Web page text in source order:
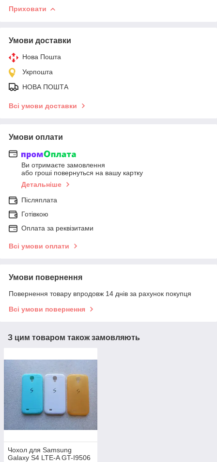
Приховати
Умови доставки
Нова Пошта
Укрпошта
НОВА ПОШТА
Всі умови доставки
Умови оплати
Ви отримаєте замовлення
або гроші повернуться на вашу картку
Детальніше
Післяплата
Готівкою
Оплата за реквізитами
Всі умови оплати
Умови повернення
Повернення товару впродовж 14 днів за рахунок покупця
Всі умови повернення
З цим товаром також замовляють
Чохол для Samsung
Galaxy S4 LTE-A GT-I9506